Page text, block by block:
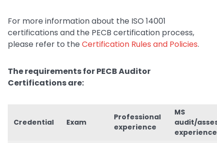
For more information about the ISO 14001
certifications and the PECB certification process,
please refer to the Certification Rules and Policies.
The requirements for PECB Auditor
Certifications are:
Credential Exam
Professional
experience
MS
audit/
experience